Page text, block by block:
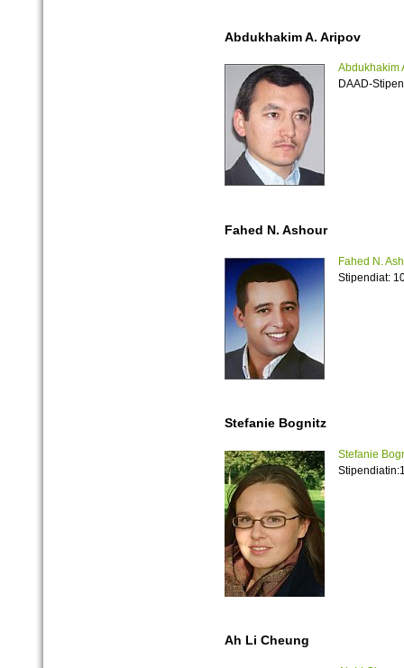
Abdukhakim A. Aripov
Abdukhakim
DAAD-
Fahed N. Ashour
Fahed N.
Stipendiat:
Stefanie Bognitz
Stefanie
Ah Li Cheung